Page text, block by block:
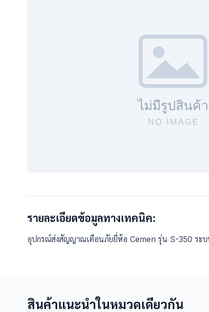
รายละเอียดข้อมูลทางเทคนิค:
อุปกรณ์ส่งสัญญาณเตือนภัยยี่ห้อ Cemen รุ่น S-350 ระบ
สินค้าแนะนำในหมวดเดียวกัน